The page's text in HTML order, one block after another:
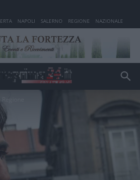
NAPOLI SALERNO REGIONE NAZIONALE